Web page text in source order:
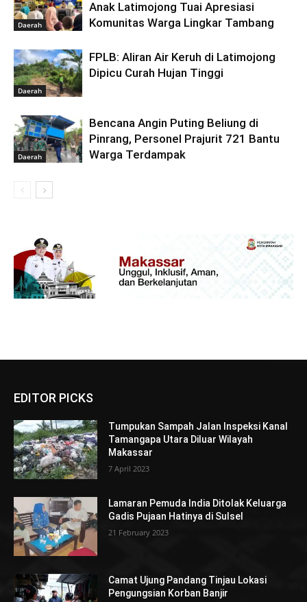
Daerah
Anak Latimojong Tuai Apresiasi
Komunitas Warga Lingkar Tambang
Daerah
FPLB: Aliran Air Keruh di Latimojong
Dipicu Curah Hujan Tinggi
Daerah
Bencana Angin Puting Beliung di
Pinrang, Personel Prajurit 721 Bantu
Warga Terdampak
EDITOR PICKS
Tumpukan Sampah Jalan Inspeksi Kanal
Tamangapa Utara Diluar Wilayah
Makassar
7 April 2023
Lamaran Pemuda India Ditolak Keluarga
Gadis Pujaan Hatinya di Sulsel
21 February 2023
Camat Ujung Pandang Tinjau Lokasi
Pengungsian Korban Banjir